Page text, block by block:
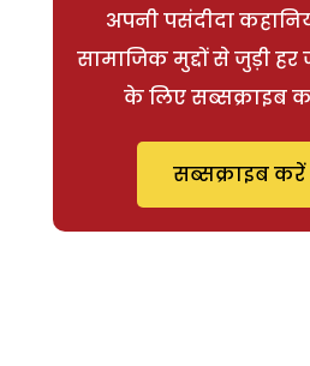
अपनी पसंदीदा
सामाजिक मुद्दों से जुड़ी हर
के लिए सब्सक्राइब
सब्सक्राइब करें